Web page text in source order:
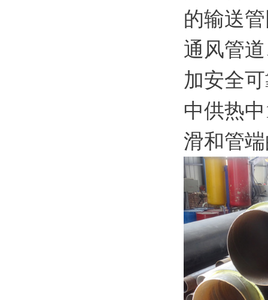
的输送
通风管
加安全
中供热
滑和管